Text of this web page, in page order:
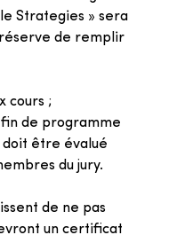
Strategies » sera
de remplir
cours ;
fin de programme
doit être évalué
du jury.
de ne pas
un certificat